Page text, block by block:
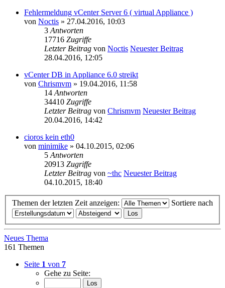
Fehlermeldung vCenter Server 6 ( virtual Appliance )
von Noctis » 27.04.2016, 10:03
3 Antworten
17716 Zugriffe
Letzter Beitrag von Noctis Neuester Beitrag
28.04.2016, 12:05
vCenter DB in Appliance 6.0 streikt
von Chrismvm » 19.04.2016, 11:58
14 Antworten
34410 Zugriffe
Letzter Beitrag von Chrismvm Neuester Beitrag
20.04.2016, 14:42
cioros kein eth0
von minimike » 04.10.2015, 02:06
5 Antworten
20913 Zugriffe
Letzter Beitrag von ~thc Neuester Beitrag
04.10.2015, 18:40
Themen der letzten Zeit anzeigen: Sortiere nach
Neues Thema
161 Themen
Seite 1 von 7
Gehe zu Seite: